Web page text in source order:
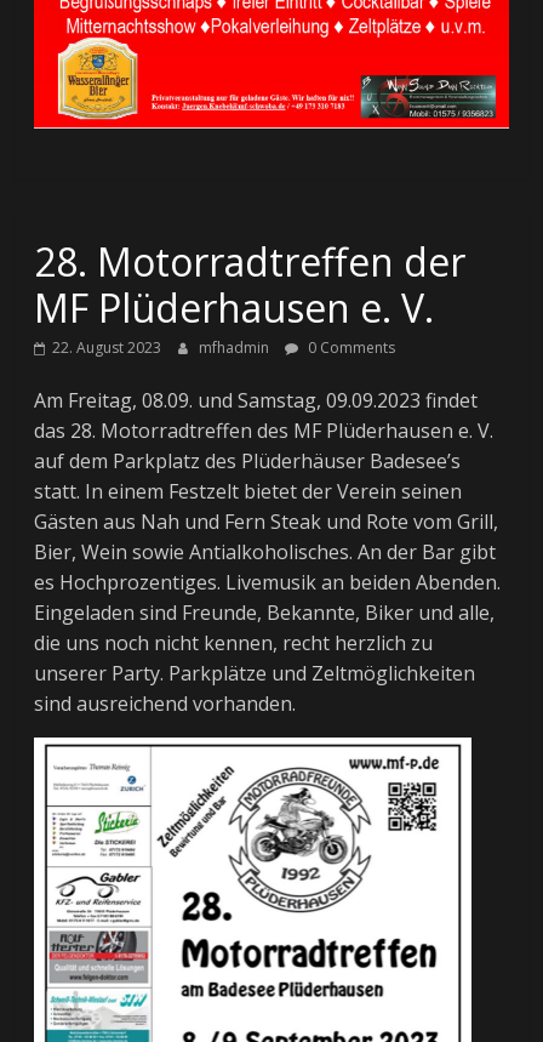
28. Motorradtreffen der
MF Plüderhausen e. V.
22. August 2023 mfhadmin 0 Comments
Am Freitag, 08.09. und Samstag, 09.09.2023 findet
das 28. Motorradtreffen des MF Plüderhausen e. V.
auf dem Parkplatz des Plüderhäuser Badesee’s
statt. In einem Festzelt bietet der Verein seinen
Gästen aus Nah und Fern Steak und Rote vom Grill,
Bier, Wein sowie Antialkoholisches. An der Bar gibt
es Hochprozentiges. Livemusik an beiden Abenden.
Eingeladen sind Freunde, Bekannte, Biker und alle,
die uns noch nicht kennen, recht herzlich zu
unserer Party. Parkplätze und Zeltmöglichkeiten
sind ausreichend vorhanden.